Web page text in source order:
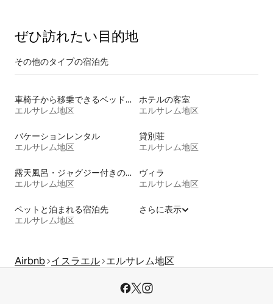
ぜひ訪⁠れ⁠た⁠い目⁠的⁠地
その他のタ⁠イ⁠プ⁠の宿⁠泊⁠先
車椅子から移乗できるベッドがある宿泊施設
エルサレム地区
ホテルの客室
エルサレム地区
バケーションレンタル
エルサレム地区
貸別荘
エルサレム地区
露天風呂・ジャグジー付きの宿泊施設
エルサレム地区
ヴィラ
エルサレム地区
ペットと泊まれる宿泊先
エルサレム地区
さらに表示
Airbnb イスラエル エルサレム地区